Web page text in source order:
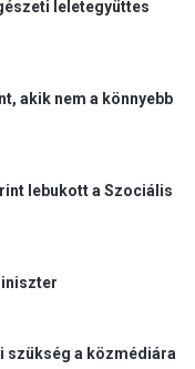
leletegyüttes
akik nem a könnyebb
lebukott a Szociális
szükség a közmédiára